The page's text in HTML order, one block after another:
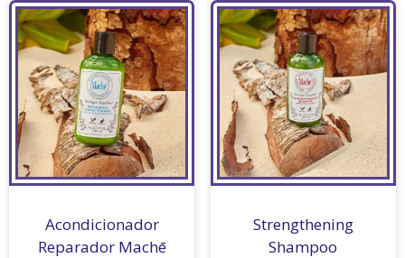
Acondicionador
Reparador Machē
Strengthening
Shampoo